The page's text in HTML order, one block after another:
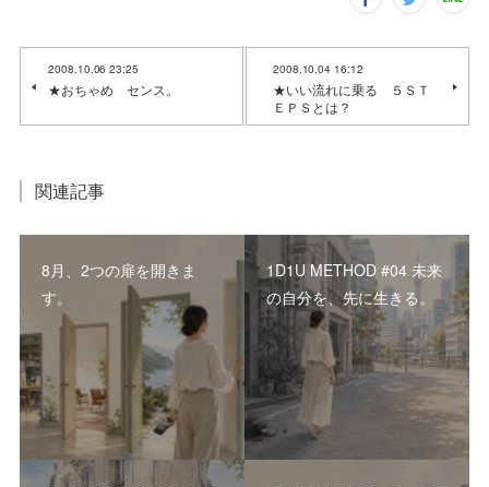
2008.10.06 23:25
★おちゃめ センス。
2008.10.04 16:12
★いい流れに乗る ５ＳＴ
ＥＰＳとは？
関連記事
8月、2つの扉を開きま
す。
1D1U METHOD #04 未来
の自分を、先に生きる。